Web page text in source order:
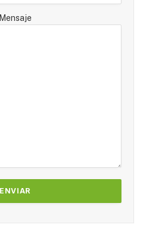
Mensaje